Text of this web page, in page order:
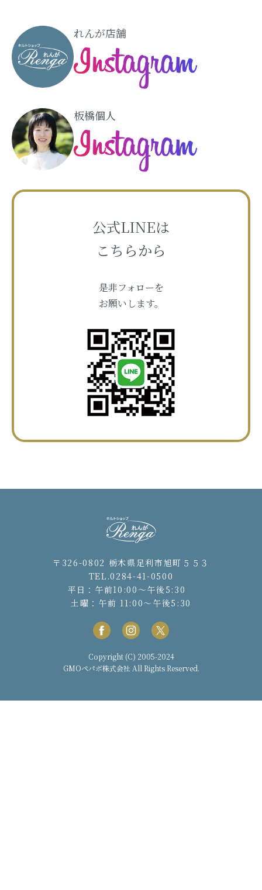
れんが店舗
板橋個人
公式LINEは
こちらから
是非フォローを
お願いします。
〒326-0802 栃木県足利市旭町５５３
TEL.0284-41-0500
平日：午前10:00〜午後5:30
土曜：午前 11:00〜午後5:30
Copyright (C) 2005-2024
GMOペパボ株式会社 All Rights Reserved.